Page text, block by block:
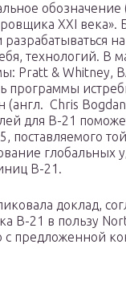
обозначение
XXI века».
технологий. В
Pratt & Whitney,
программы
(англ. Chris
для B-21
поставляемого
B-21.
доклад,
21 в пользу
с предложенной